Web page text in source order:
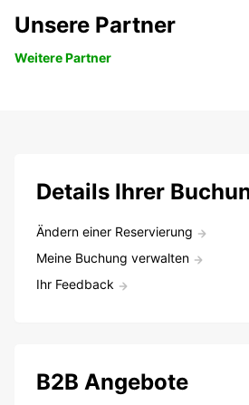
Unsere Partner
Weitere Partner
Details Ihrer
Ändern einer Reservierung
Meine Buchung verwalten
Ihr Feedback
B2B Angebote